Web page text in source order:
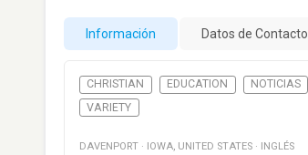
Información Datos de Contacto
CHRISTIAN EDUCATION NOTICIAS
VARIETY
DAVENPORT · IOWA, UNITED STATES · INGLÉS